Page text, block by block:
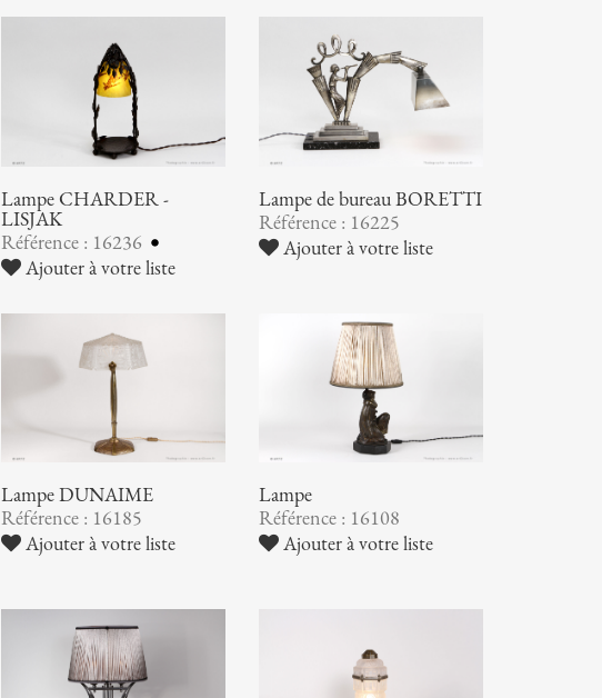
Lampe CHARDER -
LISJAK
Référence : 16236
Ajouter à votre liste
Lampe de bureau BORETTI
Référence : 16225
Ajouter à votre liste
Lampe DUNAIME
Référence : 16185
Ajouter à votre liste
Lampe
Référence : 16108
Ajouter à votre liste